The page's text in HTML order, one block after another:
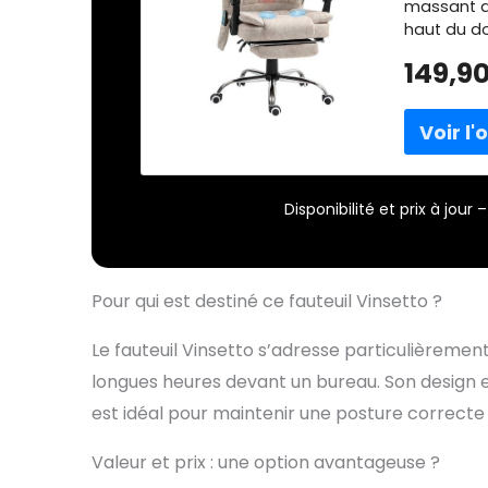
massant
haut du
confort
roulettes
de travail.
massage
et une
Disponibilité et prix à jour
Pour qui est destiné ce fauteuil Vinsetto ?
Le fauteuil Vinsetto s’adresse
longues heures devant un bureau. Son
est idéal pour maintenir une posture correcte
Valeur et prix : une option avantageuse ?